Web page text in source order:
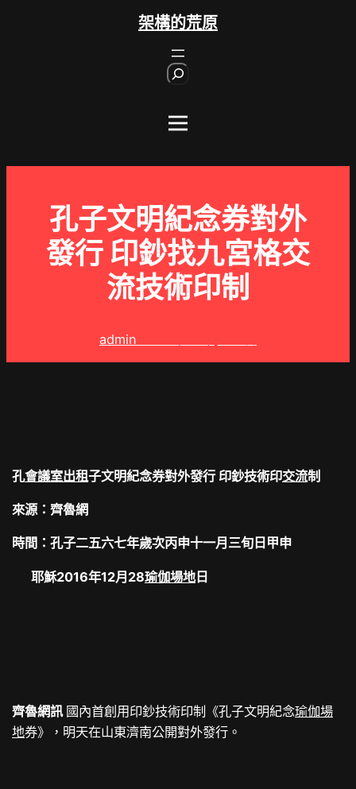
架構的荒原
孔子文明紀念券對外
發行 印鈔找九宮格交
流技術印制
admin
孔會議室出租子文明紀念券對外發行 印鈔技術印交流制
來源：齊魯網
時間：孔子二五六七年歲次丙申十一月三旬日甲申
耶穌2016年12月28瑜伽場地日
齊魯網訊 國內首創用印鈔技術印制《孔子文明紀念瑜伽場
地券》，明天在山東濟南公開對外發行。